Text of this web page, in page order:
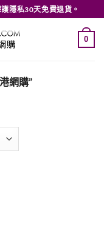
隱私30天免費退貨。
0
網購”